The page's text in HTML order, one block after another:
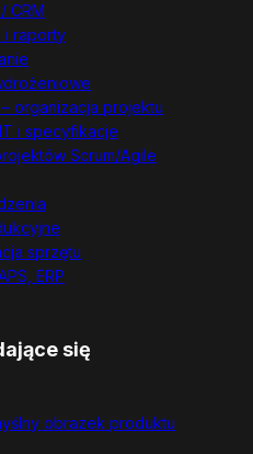
CRM
i raporty
organizacja projektu
i specyfikacje
Scrum/Agile
sprzętu
ERP
się